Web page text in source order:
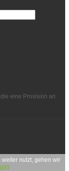
eine Provision an
nutzt, gehen wir